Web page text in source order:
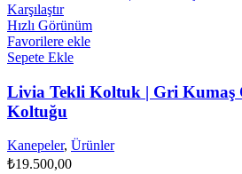
Karşılaştır
Hızlı Görünüm
Favorilere ekle
Sepete Ekle
Livia Tekli Koltuk | Gri Kumaş
Koltuğu
Kanepeler, Ürünler
₺19.500,00